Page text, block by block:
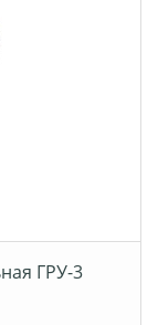
ГРУ-3